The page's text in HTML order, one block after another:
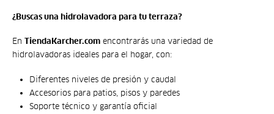
¿Buscas una hidrolavadora para tu terraza?
En TiendaKarcher.com encontrarás una variedad de
hidrolavadoras ideales para el hogar, con:
Diferentes niveles de presión y caudal
Accesorios para patios, pisos y paredes
Soporte técnico y garantía oficial